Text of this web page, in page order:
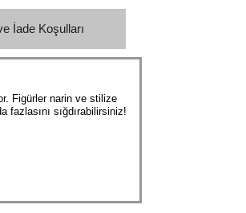
İade Koşulları
Figürler narin ve stilize
fazlasını sığdırabilirsiniz!